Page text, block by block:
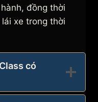
đồng thời
xe trong thời
có